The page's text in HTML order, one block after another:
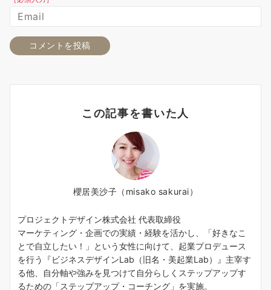
この記事を書いた人
櫻居美沙子（misako sakurai）
プロジェクトデザイン株式会社 代表取締役
マーケティング・企画での実績・経験を活かし、「好きなこ
とで自立したい！」という女性に向けて、起業プロデュース
を行う『ビジネスデザインLab（旧名・美起業Lab）』主宰す
る他、自分軸や強みを見つけて自分らしくステップアップす
るための「ステップアップ・コーチング」を実施。